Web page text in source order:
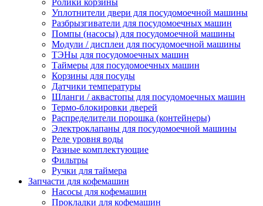
Ролики корзины
Уплотнители двери для посудомоечной машины
Разбрызгиватели для посудомоечных машин
Помпы (насосы) для посудомоечной машины
Модули / дисплеи для посудомоечной машины
ТЭНы для посудомоечных машин
Таймеры для посудомоечных машин
Корзины для посуды
Датчики температуры
Шланги / аквастопы для посудомоечных машин
Термо-блокировки дверей
Распределители порошка (контейнеры)
Электроклапаны для посудомоечной машины
Реле уровня воды
Разные комплектующие
Фильтры
Ручки для таймера
Запчасти для кофемашин
Насосы для кофемашин
Прокладки для кофемашин